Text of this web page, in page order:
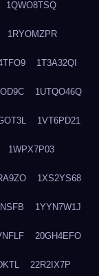
1QWO8TSQ
1RYOMZPR
1T3A32QI
1UTQO46Q
1VT6PD21
1WPX7P03
1XS2YS68
1YYN7W1J
20GH4EFO
22R2IX7P